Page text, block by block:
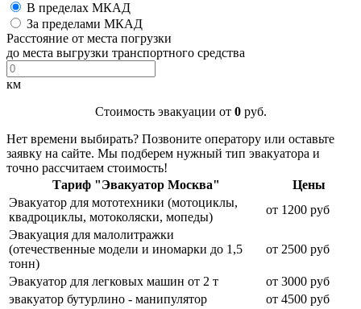
В пределах МКАД
За пределами МКАД
Расстояние от места погрузки
до места выгрузки транспортного средства
км
Стоимость эвакуации от 0руб.
Нет времени выбирать? Позвоните оператору или оставьте
заявку на сайте. Мы подберем нужный тип эвакуатора и
точно рассчитаем стоимость!
Тариф "Эвакуатор Москва"
Цены
Эвакуатор для мототехники (мотоциклы,
квадроциклы, мотоколяски, мопеды)
от 1200 руб
Эвакуация для малолитражки
(отечественные модели и иномарки до 1,5
тонн)
от 2500 руб
Эвакуатор для легковых машин от 2 т
от 3000 руб
эвакуатор бутурлино - манипулятор
от 4500 руб